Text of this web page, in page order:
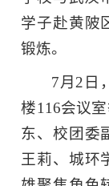
学子赴黄陂
锻炼。
7月2日
楼116会议
东、校团委
王莉、城环